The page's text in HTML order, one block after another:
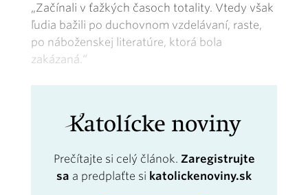
„Začínali v ťažkých časoch totality. Vtedy však
ľudia bažili po duchovnom vzdelávaní, raste,
po náboženskej literatúre, ktorá bola
zakázaná.“
Prečítajte si celý článok. Zaregistrujte
sa a predplaťte si katolickenoviny.sk